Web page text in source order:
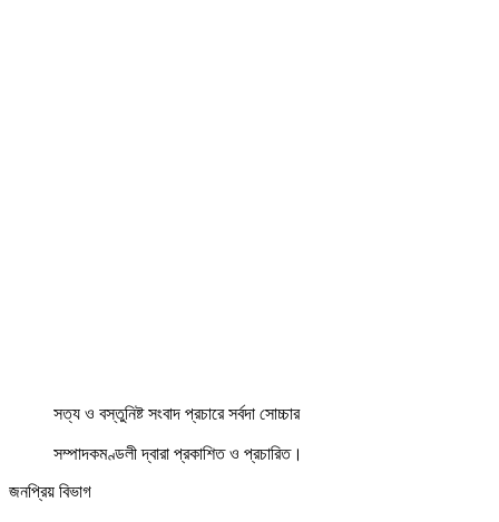
সত্য ও বস্তুনিষ্ট সংবাদ প্রচারে সর্বদা সোচ্চার
সম্পাদকমণ্ডলী দ্বারা প্রকাশিত ও প্রচারিত।
জনপ্রিয় বিভাগ